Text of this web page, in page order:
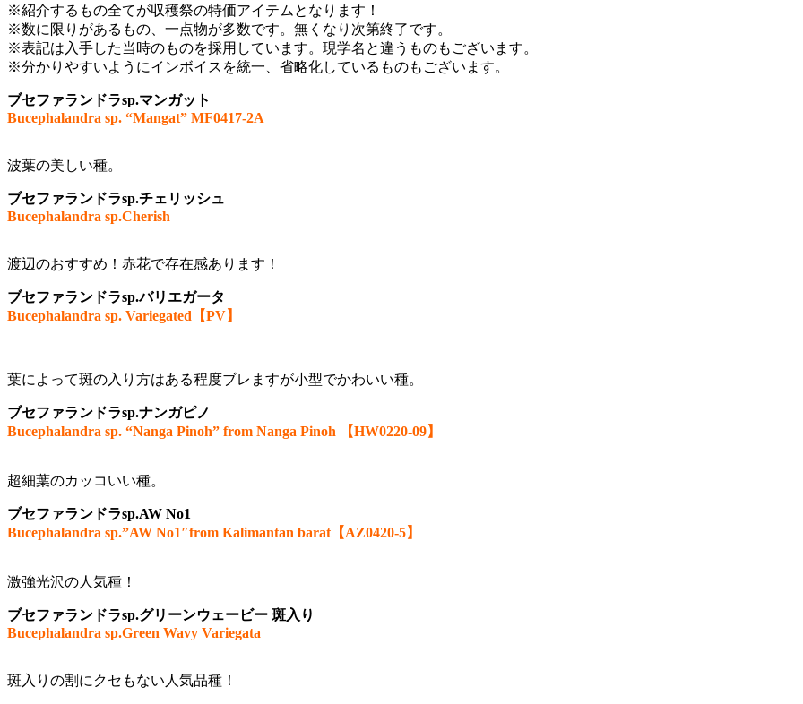
※紹介するもの全てが収穫祭の特価アイテムとなります！
※数に限りがあるもの、一点物が多数です。無くなり次第終了です。
※表記は入手した当時のものを採用しています。現学名と違うものもございます。
※分かりやすいようにインボイスを統一、省略化しているものもございます。
ブセファランドラsp.マンガット
Bucephalandra sp. “Mangat” MF0417-2A
波葉の美しい種。
ブセファランドラsp.チェリッシュ
Bucephalandra sp.Cherish
渡辺のおすすめ！赤花で存在感あります！
ブセファランドラsp.バリエガータ
Bucephalandra sp. Variegated【PV】
葉によって斑の入り方はある程度ブレますが小型でかわいい種。
ブセファランドラsp.ナンガピノ
Bucephalandra sp. “Nanga Pinoh” from Nanga Pinoh 【HW0220-09】
超細葉のカッコいい種。
ブセファランドラsp.AW No1
Bucephalandra sp.”AW No1″from Kalimantan barat【AZ0420-5】
激強光沢の人気種！
ブセファランドラsp.グリーンウェービー 斑入り
Bucephalandra sp.Green Wavy Variegata
斑入りの割にクセもない人気品種！